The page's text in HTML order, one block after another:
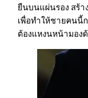
ยืนบนแผ่นรอง สร้า
เพื่อทำให้ชายคนนี้
ต้องแหงนหน้ามอง